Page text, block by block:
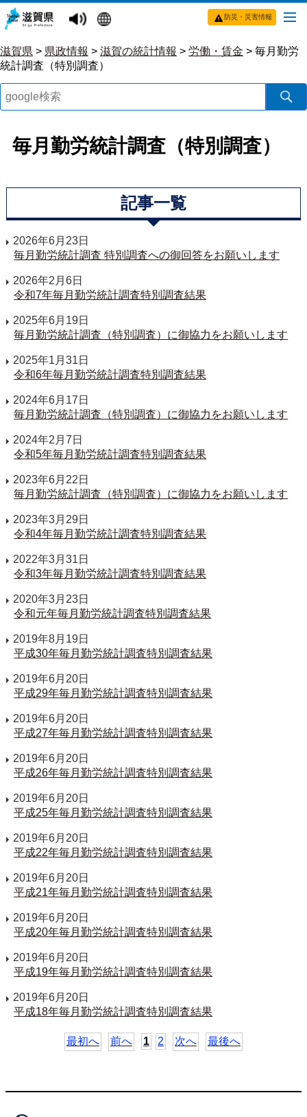
防災・災害情報
滋賀県 > 県政情報 > 滋賀の統計情報 > 労働・賃金 > 毎月勤労
統計調査（特別調査）
毎月勤労統計調査（特別調査）
記事一覧
2026年6月23日
毎月勤労統計調査 特別調査への御回答をお願いします
2026年2月6日
令和7年毎月勤労統計調査特別調査結果
2025年6月19日
毎月勤労統計調査（特別調査）に御協力をお願いします
2025年1月31日
令和6年毎月勤労統計調査特別調査結果
2024年6月17日
毎月勤労統計調査（特別調査）に御協力をお願いします
2024年2月7日
令和5年毎月勤労統計調査特別調査結果
2023年6月22日
毎月勤労統計調査（特別調査）に御協力をお願いします
2023年3月29日
令和4年毎月勤労統計調査特別調査結果
2022年3月31日
令和3年毎月勤労統計調査特別調査結果
2020年3月23日
令和元年毎月勤労統計調査特別調査結果
2019年8月19日
平成30年毎月勤労統計調査特別調査結果
2019年6月20日
平成29年毎月勤労統計調査特別調査結果
2019年6月20日
平成27年毎月勤労統計調査特別調査結果
2019年6月20日
平成26年毎月勤労統計調査特別調査結果
2019年6月20日
平成25年毎月勤労統計調査特別調査結果
2019年6月20日
平成22年毎月勤労統計調査特別調査結果
2019年6月20日
平成21年毎月勤労統計調査特別調査結果
2019年6月20日
平成20年毎月勤労統計調査特別調査結果
2019年6月20日
平成19年毎月勤労統計調査特別調査結果
2019年6月20日
平成18年毎月勤労統計調査特別調査結果
最初へ 前へ 1 2 次へ 最後へ